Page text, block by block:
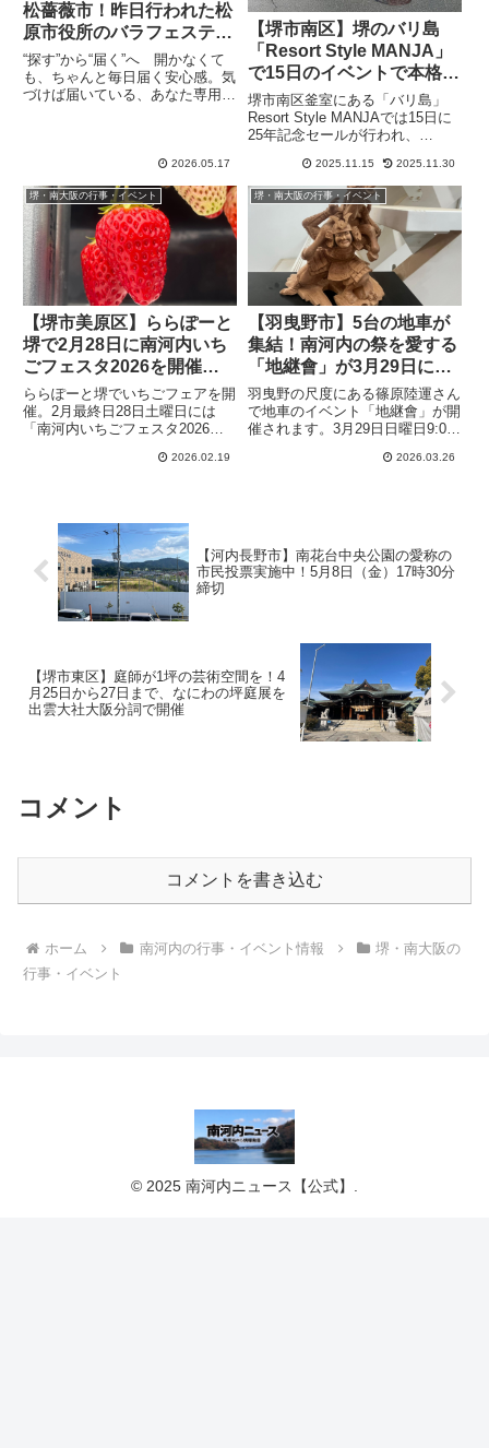
松薔薇市！昨日行われた松
原市役所のバラフェスティ
バルとバラ回廊イルミネー
ション
“探す”から“届く”へ 開かなくて
も、ちゃんと毎日届く安心感。気
づけば届いている、あなた専用の
くはバラのテーマーパークや日本
2026.05.17
【堺市南区】堺のバリ島
「Resort Style MANJA」
で15日のイベントで本格ミ
ーゴレンが食べられます
（オリジナル）
堺市南区釜室にある「バリ島」
Resort Style MANJAでは15日に
25年記念セールが行われ、
祈り」のライブステージがありま
す。その中でバリの「焼きそば」
ミーゴレンが本格ベジタリアンメ
ニューで提供...
2025.11.15 2025.11.30
堺・南大阪の行事・イベント
【堺市美原区】ららぽーと
堺で2月28日に南河内いち
ごフェスタ2026を開催。
21日はいちご量り売り
ららぽーと堺でいちごフェアを開
催。2月最終日28日土曜日には
「南河内いちごフェスタ2026」
で12:00～売り切れまでいちごの
り&限定50パックのお試しパック
を100円で提供します。1階の葉
菜の森店内で10時から行われま
す。
2026.02.19
堺・南大阪の行事・イベント
【羽曳野市】5台の地車が
集結！南河内の祭を愛する
「地継會」が3月29日に尺
度の篠原陸運でお祭りを
羽曳野の尺度にある篠原陸運さん
で地車のイベント「地継會」が開
催されます。3月29日日曜日9:00
で、会場にはキッチンカーや屋台
2026.03.26
【河内長野市】南花台中央公園の愛称の
市民投票実施中！5月8日（金）17時30分
締切
【堺市東区】庭師が1坪の芸術空間を！4
月25日から27日まで、なにわの坪庭展を
出雲大社大阪分詞で開催
コメント
コメントを書き込む
ホーム 南河内の行事・イベント情報
堺・南大阪の
行事・イベント
© 2025 南河内ニュース【公式】.